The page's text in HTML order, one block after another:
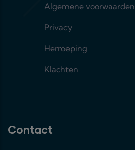
Algemene voorwaarden
Privacy
Herroeping
Klachten
Contact